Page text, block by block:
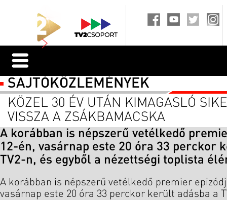
SAJTÓKÖZLEMÉNYEK
KÖZEL 30 ÉV UTÁN KIMAGASLÓ
VISSZA A ZSÁKBAMACSKA
A korábban is népszerű vetélkedő
12-én, vasárnap este 20 óra 33 perckor
TV2-n, és egyből a nézettségi toplista
A korábban is népszerű vetélkedő premier
vasárnap este 20 óra 33 perckor került adásba a